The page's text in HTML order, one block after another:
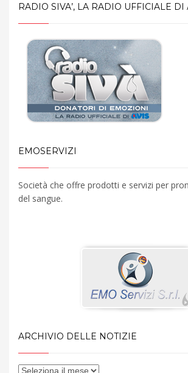
RADIO SIVA’, LA RADIO UFFICIALE DI
EMOSERVIZI
Società che offre prodotti e servizi per
del sangue.
ARCHIVIO DELLE NOTIZIE